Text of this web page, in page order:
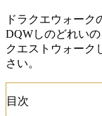
ドラクエウォーク
DQWしのどれい
クエストウォーク
さい。
目次